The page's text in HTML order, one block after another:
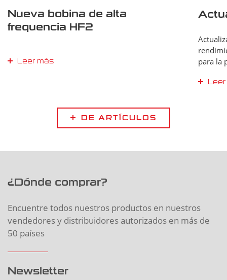
Nueva bobina de alta
frequencia HF2
Leer más
para la
DE ARTÍCULOS
¿Dónde comprar?
Encuentre todos nuestros productos en nuestros
vendedores y distribuidores autorizados en más de
50 países
Newsletter